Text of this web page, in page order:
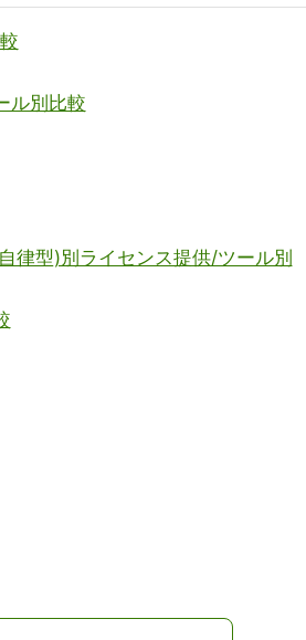
ル別比較
律型)別ライセンス提供/ツール別